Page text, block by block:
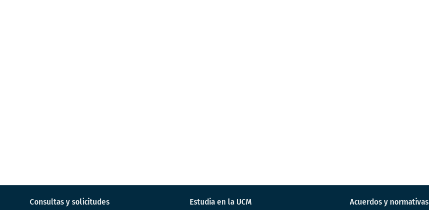
Consultas y solicitudes Estudia en la UCM Acuerdos y normativas